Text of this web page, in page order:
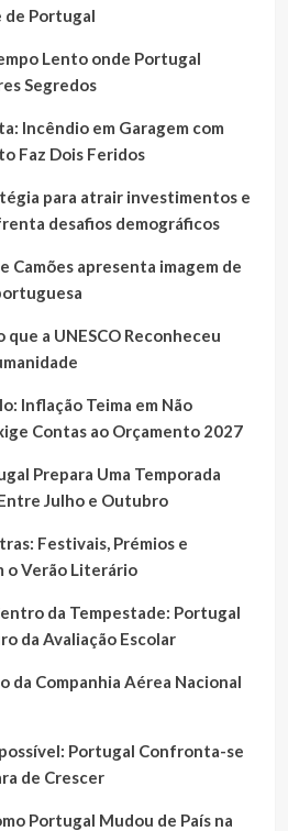
de Portugal
Lento onde Portugal
Segredos
Incêndio em Garagem com
Faz Dois Feridos
para atrair investimentos e
desafios demográficos
Camões apresenta imagem de
a UNESCO Reconheceu
Inflação Teima em Não
Contas ao Orçamento 2027
Prepara Uma Temporada
Julho e Outubro
Festivais, Prémios e
o Verão Literário
da Tempestade: Portugal
da Avaliação Escolar
da Companhia Aérea Nacional
Portugal Confronta-se
de Crescer
Portugal Mudou de País na